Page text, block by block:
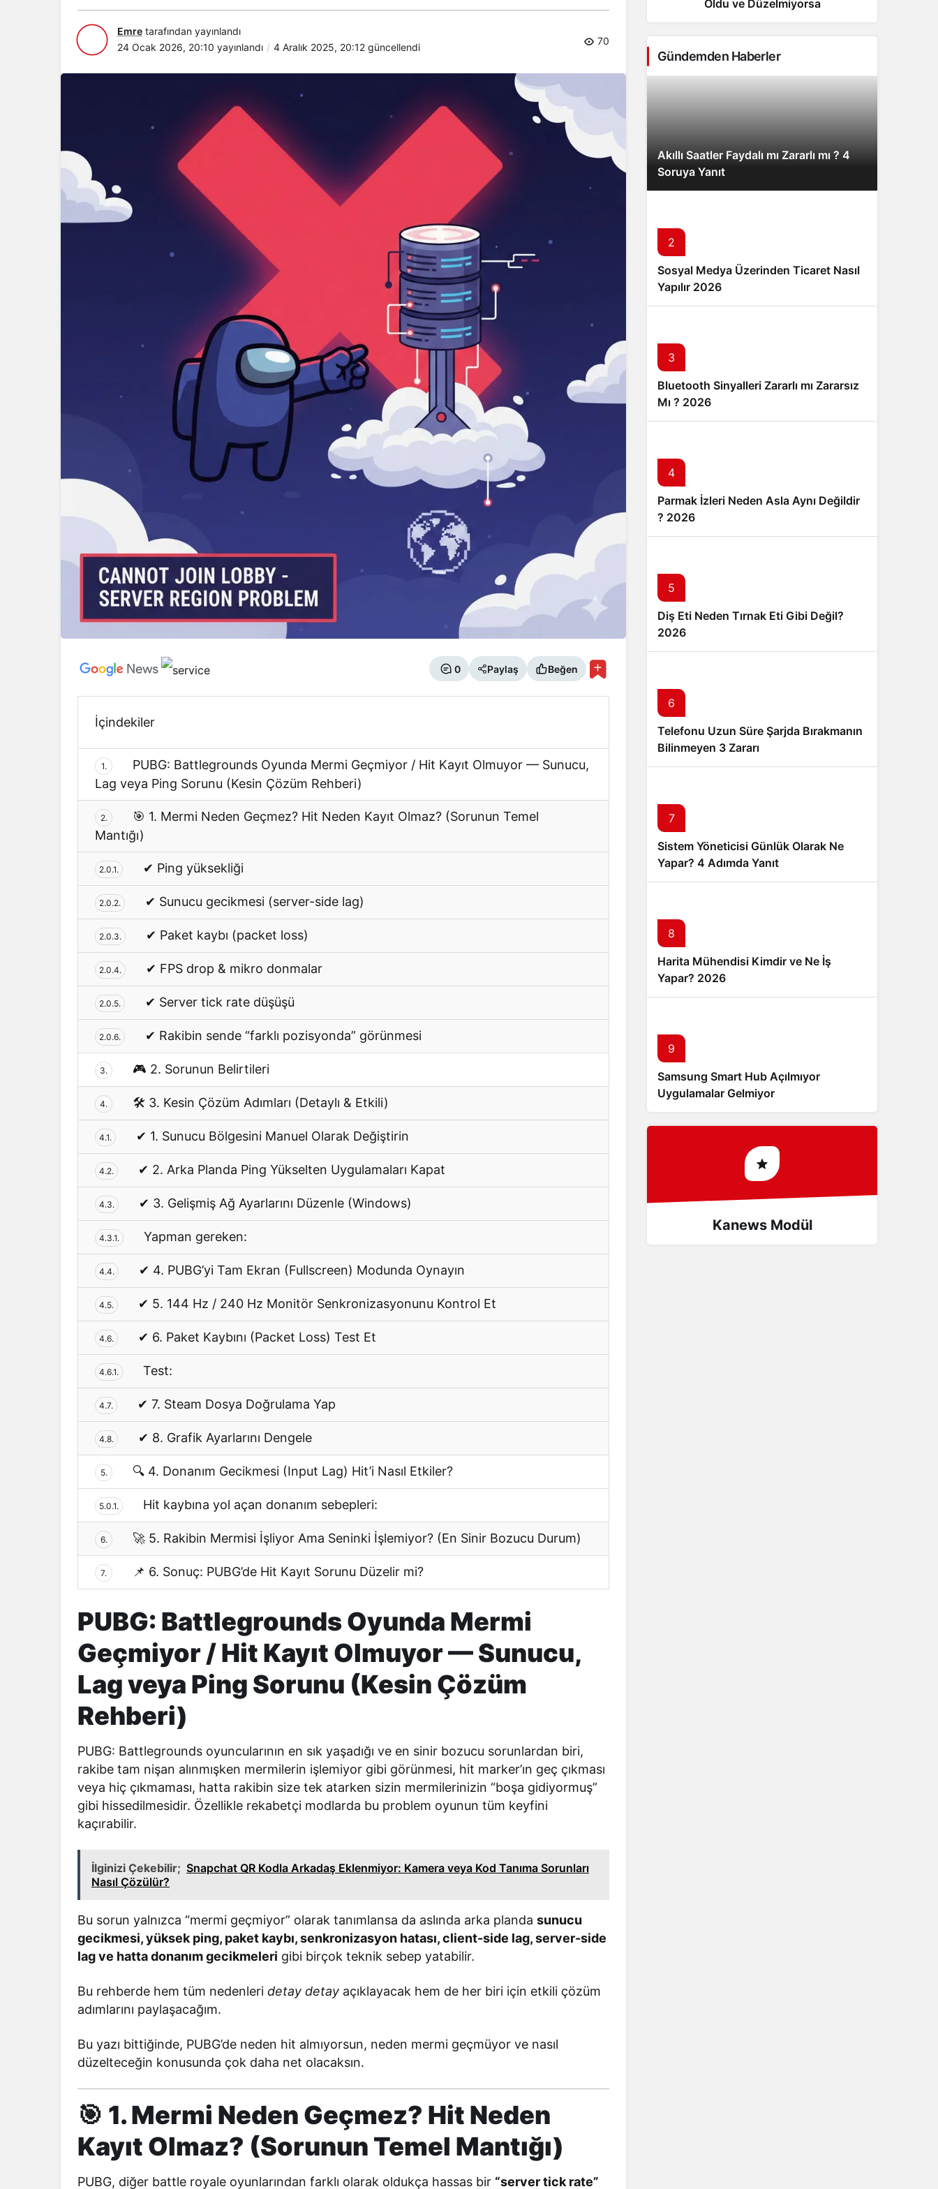
Emre tarafından yayınlandı
24 Ocak 2026, 20:10 yayınlandı 4 Aralık 2025, 20:12 güncellendi
70
0 Paylaş Beğen
İçindekiler
1.
PUBG: Battlegrounds Oyunda Mermi Geçmiyor / Hit Kayıt Olmuyor — Sunucu,
Lag veya Ping Sorunu (Kesin Çözüm Rehberi)
2.
🎯 1. Mermi Neden Geçmez? Hit Neden Kayıt Olmaz? (Sorunun Temel
Mantığı)
2.0.1. ✔ Ping yüksekliği
2.0.2. ✔ Sunucu gecikmesi (server-side lag)
2.0.3. ✔ Paket kaybı (packet loss)
2.0.4. ✔ FPS drop & mikro donmalar
2.0.5. ✔ Server tick rate düşüşü
2.0.6. ✔ Rakibin sende “farklı pozisyonda” görünmesi
3. 🎮 2. Sorunun Belirtileri
4. 🛠️ 3. Kesin Çözüm Adımları (Detaylı & Etkili)
4.1. ✔ 1. Sunucu Bölgesini Manuel Olarak Değiştirin
4.2. ✔ 2. Arka Planda Ping Yükselten Uygulamaları Kapat
4.3. ✔ 3. Gelişmiş Ağ Ayarlarını Düzenle (Windows)
4.3.1. Yapman gereken:
4.4. ✔ 4. PUBG’yi Tam Ekran (Fullscreen) Modunda Oynayın
4.5. ✔ 5. 144 Hz / 240 Hz Monitör Senkronizasyonunu Kontrol Et
4.6. ✔ 6. Paket Kaybını (Packet Loss) Test Et
4.6.1. Test:
4.7. ✔ 7. Steam Dosya Doğrulama Yap
4.8. ✔ 8. Grafik Ayarlarını Dengele
5. 🔍 4. Donanım Gecikmesi (Input Lag) Hit’i Nasıl Etkiler?
5.0.1. Hit kaybına yol açan donanım sebepleri:
6. 🚀 5. Rakibin Mermisi İşliyor Ama Seninki İşlemiyor? (En Sinir Bozucu Durum)
7. 📌 6. Sonuç: PUBG’de Hit Kayıt Sorunu Düzelir mi?
PUBG: Battlegrounds Oyunda Mermi
Geçmiyor / Hit Kayıt Olmuyor — Sunucu,
Lag veya Ping Sorunu (Kesin Çözüm
Rehberi)
PUBG: Battlegrounds oyuncularının en sık yaşadığı ve en sinir bozucu sorunlardan biri,
rakibe tam nişan alınmışken mermilerin işlemiyor gibi görünmesi, hit marker’ın geç çıkması
veya hiç çıkmaması, hatta rakibin size tek atarken sizin mermilerinizin “boşa gidiyormuş”
gibi hissedilmesidir. Özellikle rekabetçi modlarda bu problem oyunun tüm keyfini
kaçırabilir.
İlginizi Çekebilir; Snapchat QR Kodla Arkadaş Eklenmiyor: Kamera veya Kod Tanıma Sorunları
Nasıl Çözülür?
Bu sorun yalnızca “mermi geçmiyor” olarak tanımlansa da aslında arka plandasunucu
gecikmesi, yüksek ping, paket kaybı, senkronizasyon hatası, client-side lag, server-side
lag ve hatta donanım gecikmeleri gibi birçok teknik sebep yatabilir.
Bu rehberde hem tüm nedenleridetay detay açıklayacak hem de her biri için etkili çözüm
adımlarını paylaşacağım.
Bu yazı bittiğinde, PUBG’de neden hit almıyorsun, neden mermi geçmüyor ve nasıl
düzelteceğin konusunda çok daha net olacaksın.
🎯 1. Mermi Neden Geçmez? Hit Neden
Kayıt Olmaz? (Sorunun Temel Mantığı)
PUBG, diğer battle royale oyunlarından farklı olarak oldukça hassas bir “server tick rate”
Oldu ve Düzelmiyorsa
Gündemden Haberler
Akıllı Saatler Faydalı mı Zararlı mı ? 4
Soruya Yanıt
2
Sosyal Medya Üzerinden Ticaret Nasıl
Yapılır 2026
3
Bluetooth Sinyalleri Zararlı mı Zararsız
Mı ? 2026
4
Parmak İzleri Neden Asla Aynı Değildir
? 2026
5
Diş Eti Neden Tırnak Eti Gibi Değil?
2026
6
Telefonu Uzun Süre Şarjda Bırakmanın
Bilinmeyen 3 Zararı
7
Sistem Yöneticisi Günlük Olarak Ne
Yapar? 4 Adımda Yanıt
8
Harita Mühendisi Kimdir ve Ne İş
Yapar? 2026
9
Samsung Smart Hub Açılmıyor
Uygulamalar Gelmiyor
10
Mevsimler Gerçekten Güneş’ten
Uzaklıkla mı İlgili? – Neyinnesi
Kanews Modül